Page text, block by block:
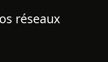
réseaux